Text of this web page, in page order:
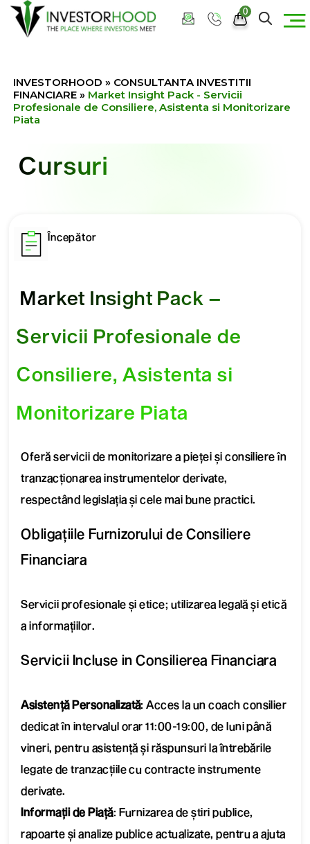
0
INVESTORHOOD » CONSULTANTA INVESTITII
FINANCIARE » Market Insight Pack - Servicii
Profesionale de Consiliere, Asistenta si Monitorizare
Piata
Cursuri
Începător
Market Insight Pack –
Servicii Profesionale de
Consiliere, Asistenta si
Monitorizare Piata
Oferă servicii de monitorizare a pieței și consiliere în
tranzacționarea instrumentelor derivate,
respectând legislația și cele mai bune practici.
Obligațiile Furnizorului de Consiliere
Financiara
Servicii profesionale și etice; utilizarea legală și etică
a informațiilor.
Servicii Incluse in Consilierea Financiara
Asistență Personalizată: Acces la un coach consilier
dedicat în intervalul orar 11:00-19:00, de luni până
vineri, pentru asistență și răspunsuri la întrebările
legate de tranzacțiile cu contracte instrumente
derivate.
Informații de Piață: Furnizarea de știri publice,
rapoarte și analize publice actualizate, pentru a ajuta